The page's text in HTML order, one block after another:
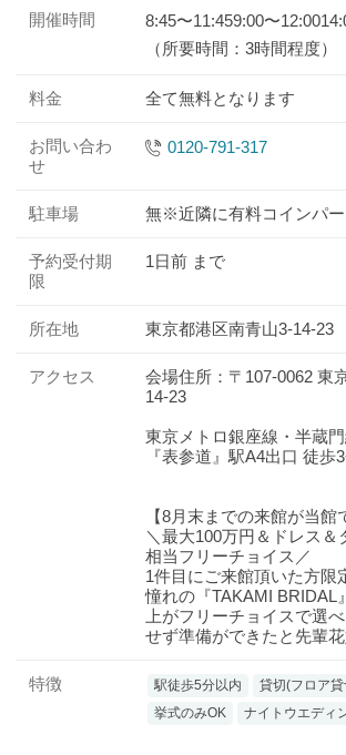
開催時間 8:45〜11:459:00〜12:00
（所要時間：3時間程度）
料金 全て無料となります
お問い合わ
せ
0120-791-317
駐車場 無※近隣に有料コインパ
予約受付期
限
1日前 まで
所在地 東京都港区南青山3-14-23
アクセス
会場住所：〒107-0062 東
14-23
東京メトロ銀座線・半蔵
『表参道』駅A4出口 徒歩
【8月末までの来館が当館
＼最大100万円＆ドレス＆
相当フリーチョイス／
1件目にご来館頂いた方限
憧れの『TAKAMI BRIDAL
上がフリーチョイスで選
せず準備ができたと先輩
特徴 駅徒歩5分以内
貸切(フロア
挙式のみOK
ナイトウエディ